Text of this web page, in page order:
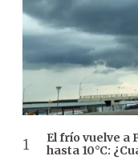
El frío vuelve a
hasta 10°C: